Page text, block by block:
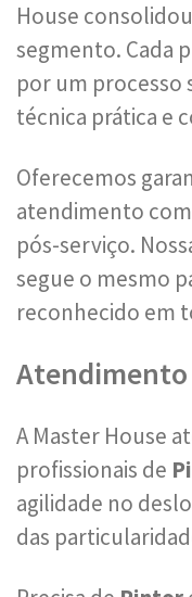
House
segmento. Cada
por um processo
técnica prática e
Oferecemos
atendimento
pós-serviço.
segue o mesmo
reconhecido em
A Master House
profissionais de
agilidade no
das